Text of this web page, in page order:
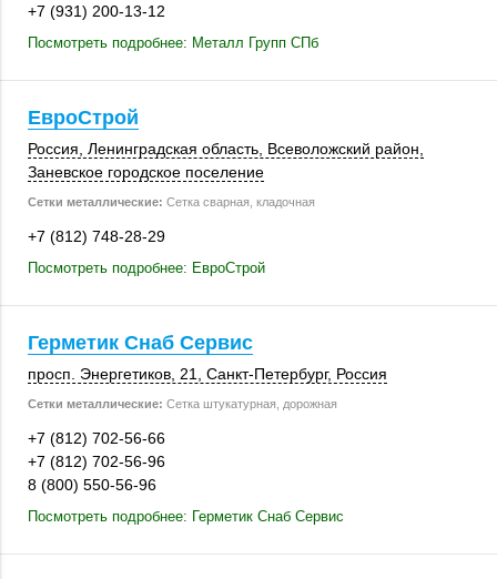
+7 (931) 200-13-12
Посмотреть подробнее: Металл Групп СПб
ЕвроСтрой
Россия , Ленинградская область, Всеволожский район
Заневское городское поселение
Сетки металлические: Сетка сварная, кладочная
+7 (812) 748-28-29
Посмотреть подробнее: ЕвроСтрой
Герметик Снаб Сервис
просп. Энергетиков, 21, Санкт-Петербург, Россия
Сетки металлические: Сетка штукатурная, дорожная
+7 (812) 702-56-66
+7 (812) 702-56-96
8 (800) 550-56-96
Посмотреть подробнее: Герметик Снаб Сервис